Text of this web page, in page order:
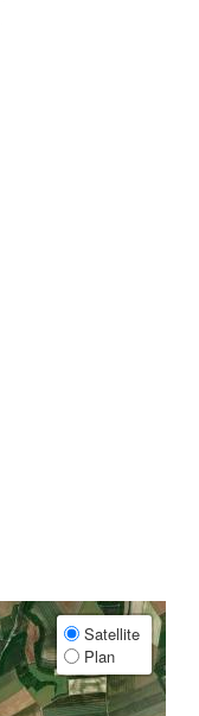
Satellite
Plan